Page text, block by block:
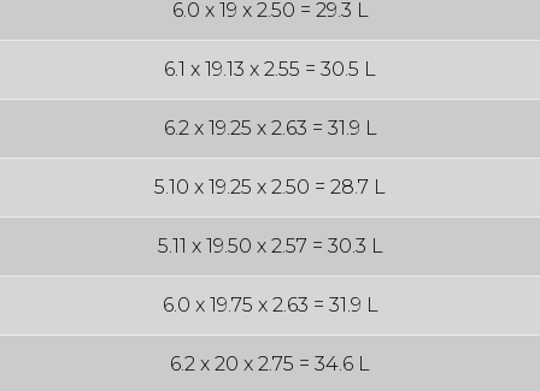
6.0 x 19 x 2.50 = 29.3 L
6.1 x 19.13 x 2.55 = 30.5 L
6.2 x 19.25 x 2.63 = 31.9 L
5.10 x 19.25 x 2.50 = 28.7 L
5.11 x 19.50 x 2.57 = 30.3 L
6.0 x 19.75 x 2.63 = 31.9 L
6.2 x 20 x 2.75 = 34.6 L